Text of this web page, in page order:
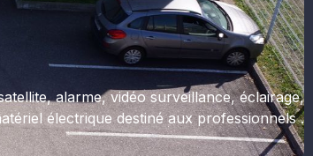
alarme, vidéo surveillance, éclairage,
électrique destiné aux professionnels .